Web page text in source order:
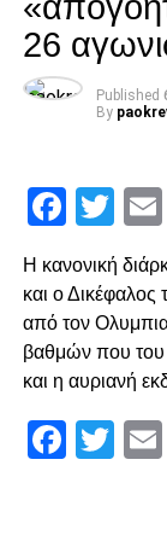
με άστοχο σουτ
Ότο χάσει
περιοχή.
Ο Κοτάρσκι
Καμαρά, ο
Κροάτης τον
καταγράφηκε
καρδιά της
επερχόμενου
26
Published
By
Η κανονική
και ο
από τον
βαθμών που του
και η αυριανή